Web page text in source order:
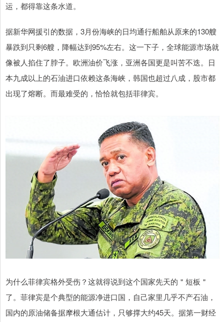
运，都得靠这条水道。
据新华网援引的数据，3月份海峡的日均通行船舶从原来的130艘
暴跌到只剩6艘，降幅达到95%左右。这一下子，全球能源市场就
像被人掐住了脖子。欧洲油价飞涨，亚洲各国更是叫苦不迭。日
本九成以上的石油进口依赖这条海峡，韩国也超过八成，股市都
出现了熔断。而最难受的，恰恰就包括菲律宾。
为什么菲律宾格外受伤？这就得说到这个国家先天的＂短板＂
了。菲律宾是个典型的能源净进口国，自己家里几乎不产石油，
国内的原油储备据摩根大通估计，只够撑大约45天。据第一财经